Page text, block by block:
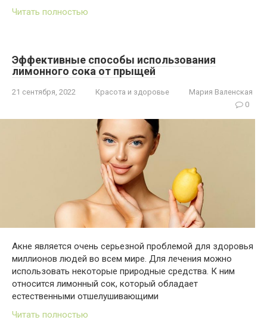
Читать полностью
Эффективные способы использования
лимонного сока от прыщей
21 сентября, 2022 Красота и здоровье
Мария Валенская
0
Акне является очень серьезной проблемой для здоровья
миллионов людей во всем мире. Для лечения можно
использовать некоторые природные средства. К ним
относится лимонный сок, который обладает
естественными отшелушивающими
Читать полностью